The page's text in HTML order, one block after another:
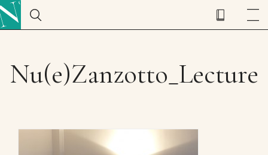
Nu(e)Zanzotto_Lecture